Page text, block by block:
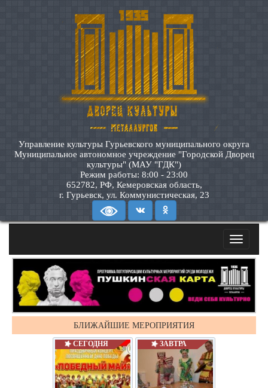
Управление культуры Гурьевского муниципального округа
Муниципальное автономное учреждение "Городской Дворец
культуры" (МАУ "ГДК")
Режим работы: 8:00 - 23:00
652782, РФ, Кемеровская область,
г. Гурьевск, ул. Коммунистическая, 23
Toggle
БЛИЖАЙШИЕ МЕРОПРИЯТИЯ
СЕГОДНЯ ЗАВТРА